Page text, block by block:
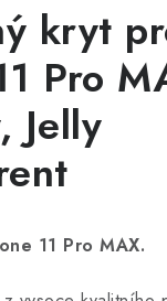
kryt
Pro
Jelly
11 Pro MAX.